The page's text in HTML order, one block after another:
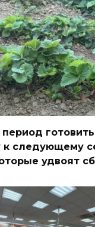
готовить
к следующему
удвоят